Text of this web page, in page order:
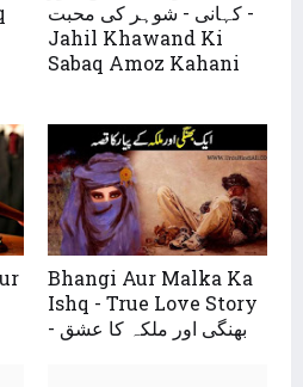
کہانی - شوہر کی محبت -
Jahil Khawand Ki
Sabaq Amoz Kahani
Bhangi Aur Malka Ka
Ishq - True Love Story
- بھنگی اور ملکہ کا عشق